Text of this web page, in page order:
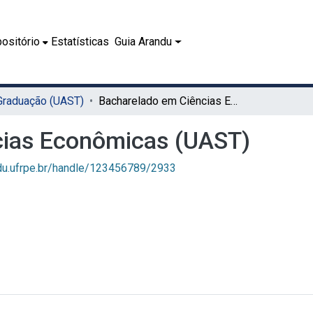
Estatísticas Guia Arandu
(UAST) Bacharelado em Ciências Econômicas (UAST)
Econômicas (UAST)
handle/123456789/2933